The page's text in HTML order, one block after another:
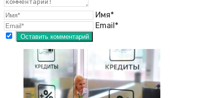
Имя*
Email*